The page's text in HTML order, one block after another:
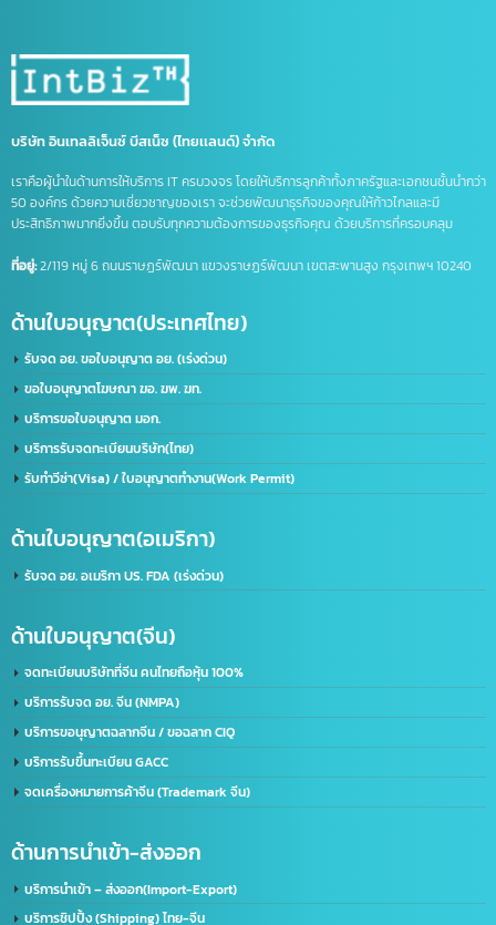
ส่งออกสินค้าไปจีน
หนังสือรับรองถิ่นกำเนิดสินค้า
เครื่องหมายการค้า มี อะไร บ้าง
บริษัท อินเทลลิเจ็นซ์ บีสเน็ซ (ไทยเเลนด์) จำกัด
เราคือผู้นำในด้านการให้บริการ IT ครบวงจร โดยให้บริการลูกค้าทั้งภาครัฐและเอกชนชั้นนำ
50 องค์กร ด้วยความเชี่ยวชาญของเรา จะช่วยพัฒนาธุรกิจของคุณให้ก้าวไกลและมี
ประสิทธิภาพมากยิ่งขึ้น ตอบรับทุกความต้องการของธุรกิจคุณ ด้วยบริการที่ครอบคลุม
ด้านใบอนุญาต(ประเทศไทย)
ขอใบอนุญาตโฆษณา ฆอ. ฆพ. ฆท.
บริการขอใบอนุญาต มอก.
บริการรับจดทะเบียนบริษัท(ไทย)
รับทำวีซ่า(Visa) / ใบอนุญาตทำงาน(Work Permit)
ด้านใบอนุญาต(อเมริกา)
ด้านใบอนุญาต(จีน)